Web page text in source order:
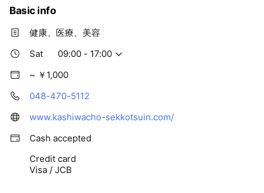
Basic info
健康、医療、美容
Sat
09:00 - 17:00
~ ￥1,000
048-470-5112
www.kashiwacho-sekkotsuin.com/
Cash accepted
Credit card
Visa / JCB